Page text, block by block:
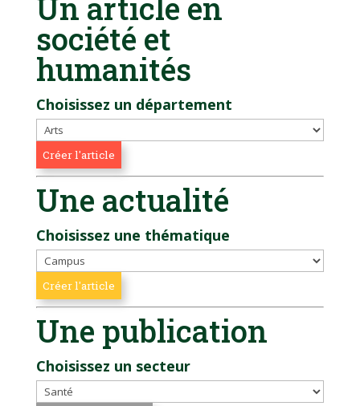
Un article en
société et
humanités
Choisissez un département
Une actualité
Choisissez une thématique
Une publication
Choisissez un secteur